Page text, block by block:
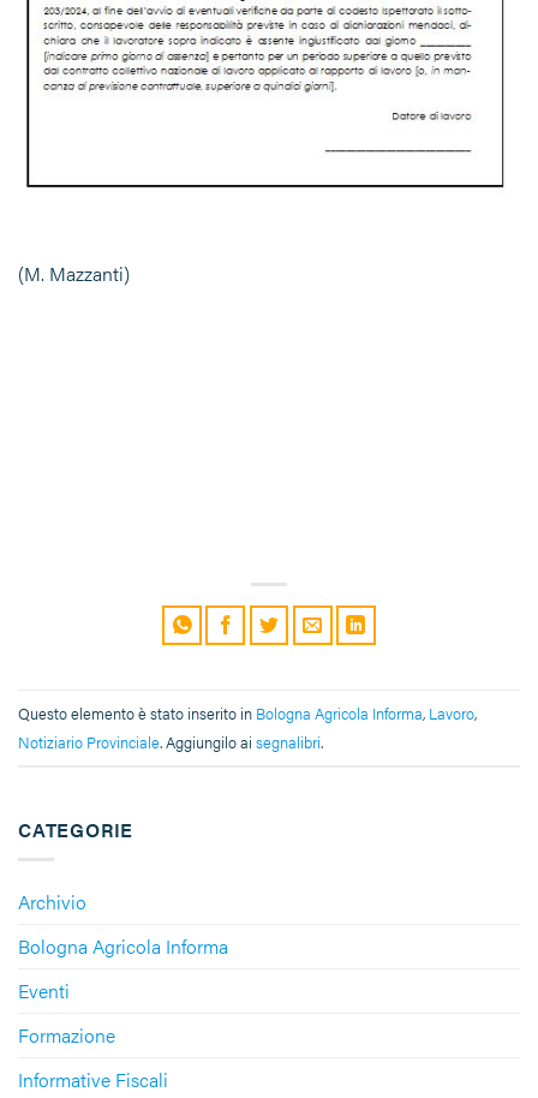
CATEGORIE
Archivio
Bologna Agricola Informa
Eventi
Formazione
Informative Fiscali
(M. Mazzanti)
Questo elemento è stato inserito in Bologna Agricola Informa, Lavoro,
Notiziario Provinciale. Aggiungilo ai segnalibri.